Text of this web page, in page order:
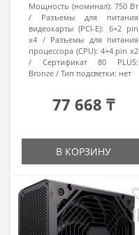
Мощность (номинал): 750 Вт
Разъемы для питания
видеокарты (PCI-E): 6+2 pin
x4
Разъемы для питания
процессора (CPU): 4+4 pin x2
Сертификат 80 PLUS:
Bronze
Тип подсветки: нет
77 668 ₸
В КОРЗИНУ